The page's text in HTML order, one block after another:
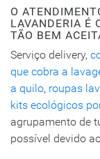
O
LAVANDERIA É
TÃO BEM
Serviço delivery,
que cobra a
a quilo, roupas
kits ecológicos
agrupamento de
possível devido